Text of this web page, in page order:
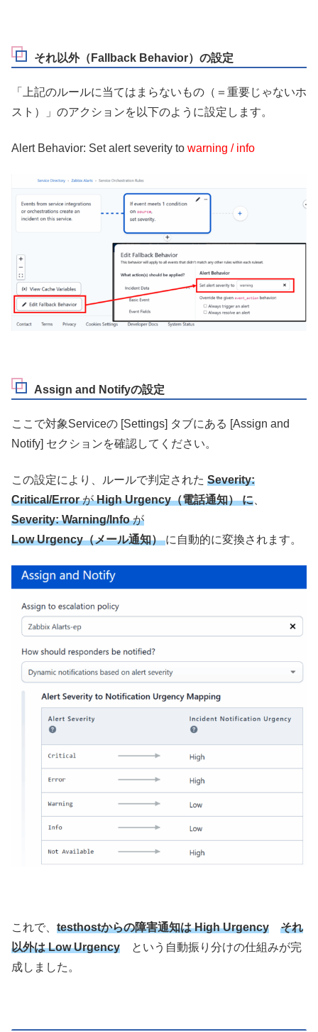
それ以外（Fallback Behavior）の設定
「上記のルールに当てはまらないもの（＝重要じゃないホ
スト）」のアクションを以下のように設定します。
Alert Behavior: Set alert severity to warning / info
Assign and Notifyの設定
ここで対象Serviceの [Settings] タブにある [Assign and
Notify] セクションを確認してください。
この設定により、ルールで判定された Severity:
Critical/ErrorがHigh Urgency（電話通知） に
Severity: Warning/Infoが
Low Urgency（メール通知） に自動的に変換されます。
これで、 testhostからの障害通知は High Urgency
それ
以外は Low Urgency という自動振り分けの仕組みが完
成しました。